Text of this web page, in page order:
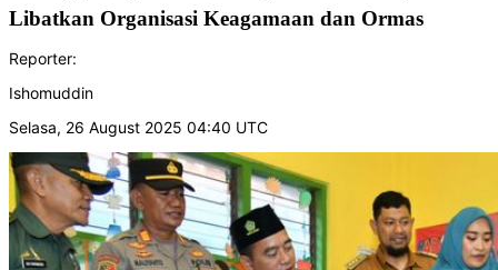
Libatkan Organisasi Keagamaan dan Ormas
Reporter:
Ishomuddin
Selasa, 26 August 2025 04:40 UTC